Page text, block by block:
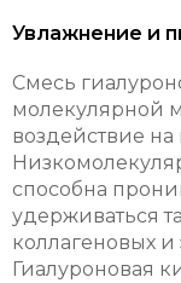
Увлажнение и
Смесь
молекулярной
воздействие на
способна
удерживаться
коллагеновых и
Гиалуроновая